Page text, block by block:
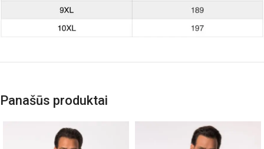
Panašūs produktai